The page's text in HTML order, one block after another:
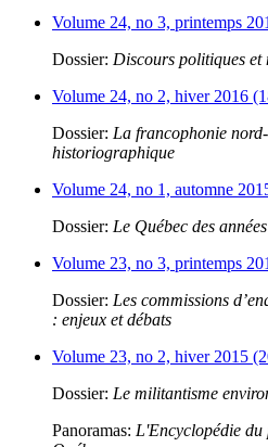
Volume 24, no 3, printemps
Dossier: Discours politiques et
Volume 24, no 2, hiver 2016
Dossier: La francophonie
historiographique
Volume 24, no 1, automne
Dossier: Le Québec des
Volume 23, no 3, printemps
Dossier: Les commissions
: enjeux et débats
Volume 23, no 2, hiver 2015
Dossier: Le militantisme
Panoramas: L'Encyclopédie